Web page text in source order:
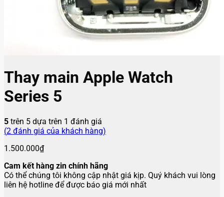
Thay main Apple Watch
Series 5
5 trên 5 dựa trên 1 đánh giá
(2 đánh giá của khách hàng)
1.500.000₫
Cam kết hàng zin chính hãng
Có thể chúng tôi không cập nhật giá kịp. Quý khách vui lòng
liên hệ hotline để được báo giá mới nhất